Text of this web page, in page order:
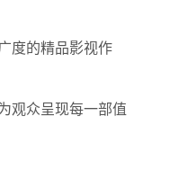
度的精品影视作
观众呈现每一部值